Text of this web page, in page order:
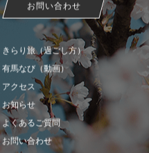
お問い合わせ
きらり旅（過ごし方）
有馬なび（動画）
アクセス
お知らせ
よくあるご質問
お問い合わせ